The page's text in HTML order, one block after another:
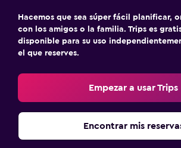
Hacemos que sea súper fácil planificar,
con los amigos o la familia. Trips es
disponible para su uso
el que reserves.
Empezar a usar Trips
Encontrar mis